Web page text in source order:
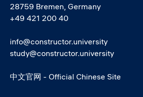
28759 Bremen, Germany
+49 421 200 40
info@constructor.university
study@constructor.university
中文官网 - Official Chinese Site